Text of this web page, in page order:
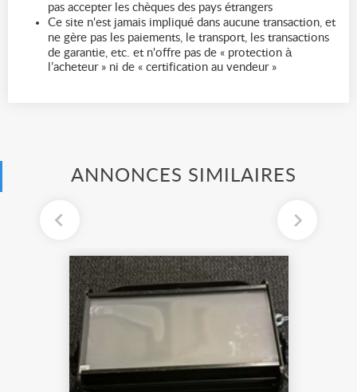
pas accepter les chèques des pays étrangers
Ce site n'est jamais impliqué dans aucune transaction, et
ne gère pas les paiements, le transport, les transactions
de garantie, etc. et n'offre pas de « protection à
l’acheteur » ni de « certification au vendeur »
ANNONCES SIMILAIRES